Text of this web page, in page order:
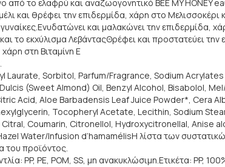
το ελαφρύ και αναζωογονητικό BEE MY HONEY
και θρέφει την επιδερμίδα, χάρη στο
και μαλακώνει την επιδερμίδα,
το εκχύλισμα ΛεβάνταςΘρέφει και προστατεύει
στη Βιταμίνη Ε
Sorbitol, Parfum/Fragrance, Sodium
(Sweet Almond) Oil, Benzyl Alcohol, Bisabolol,
Acid, Aloe Barbadensis Leaf Juice Powder*, Cera
Tocopheryl Acetate, Lecithin, Sodium
Coumarin, Citronellol, Hydroxycitronellal, Anise
Water/Infusion d’hamamélisΗ λίστα των
του προϊόντος.
PP, PE, POM, SS, μη ανακυκλώσιμη.Ετικέτα: PP,